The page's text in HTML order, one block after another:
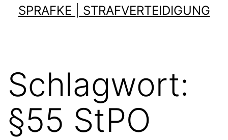
SPRAFKE | STRAFVERTEIDIGUNG
Schlagwort:
§55 StPO